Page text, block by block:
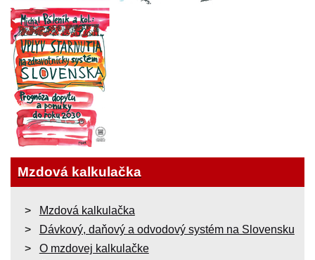
Mzdová kalkulačka
Mzdová kalkulačka
Dávkový, daňový a odvodový systém na Slovensku
O mzdovej kalkulačke